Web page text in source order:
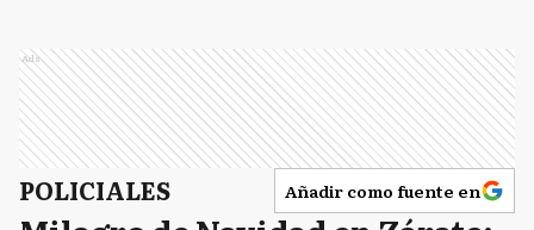
Ads
POLICIALES Añadir como fuente en